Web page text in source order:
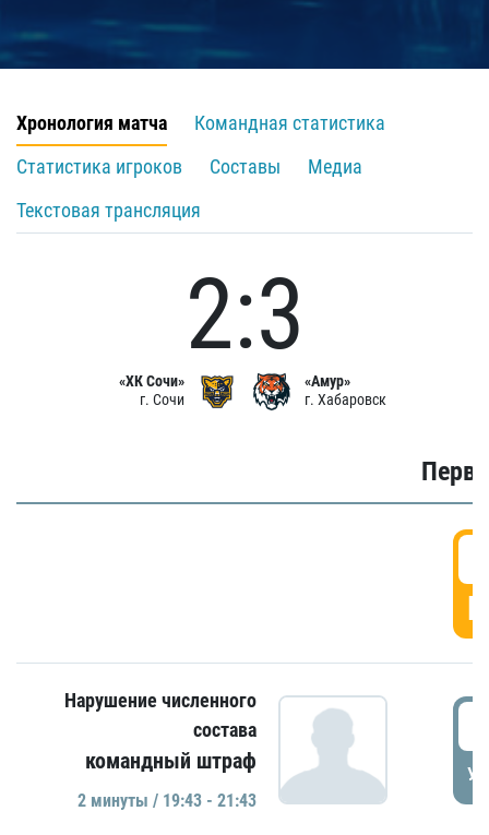
Хронология матча
Командная статистика
Статистика игроков
Составы
Медиа
Текстовая трансляция
«ХК Сочи»
г. Сочи
2:3
«Амур»
г. Хабаровск
Нарушение численного
состава
командный штраф
2 минуты / 19:43 - 21:43